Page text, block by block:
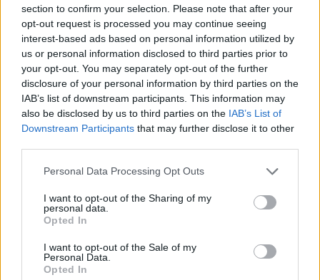
section to confirm your selection. Please note that after your
opt-out request is processed you may continue seeing
interest-based ads based on personal information utilized by
us or personal information disclosed to third parties prior to
your opt-out. You may separately opt-out of the further
disclosure of your personal information by third parties on the
IAB’s list of downstream participants. This information may
also be disclosed by us to third parties on the IAB’s List of
Downstream Participants that may further disclose it to other
Please note that this website/app uses one or more Google
not limited to your visit or usage behaviour. You may click to
grant or deny consent to Google and its third-party tags to
use your data for below specified purposes in below Google
consent section.
Personal Data Processing Opt Outs
I want to opt-out of the Sharing of my
personal data.
Opted In
I want to opt-out of the Sale of my
Personal Data.
Opted In
Puoi abbonarti asoli € 1,10 al mese
cliccandoqui
Sei già abbonato?
Puoi effettuare l'accesso andando nella
sezioneLogindal menù del sito o
qui
TEMI: Porti Sardegna Porto Cannigione
Entra nel canale telegram di
GalluraOggi.it